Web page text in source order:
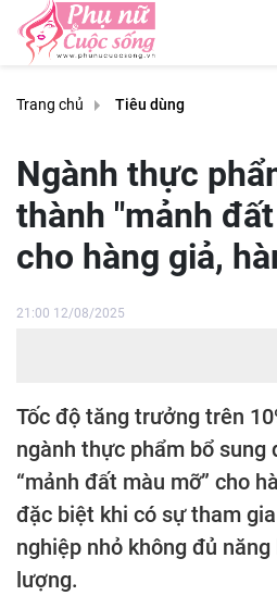
Trang chủ Tiêu dùng
Ngành thực
thành "mảnh
cho hàng giả,
21:00 12/08/2025
Tốc độ tăng trưởng trên
ngành thực phẩm bổ sung
“mảnh đất màu mỡ” cho
đặc biệt khi có sự tham
nghiệp nhỏ không đủ
lượng.